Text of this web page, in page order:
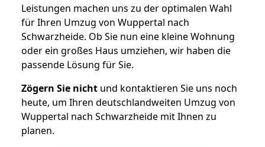
Leistungen machen uns zu der optimalen Wahl
für Ihren Umzug von Wuppertal nach
Schwarzheide. Ob Sie nun eine kleine Wohnung
oder ein großes Haus umziehen, wir haben die
passende Lösung für Sie.
Zögern Sie nicht und kontaktieren Sie uns noch
heute, um Ihren deutschlandweiten Umzug von
Wuppertal nach Schwarzheide mit Ihnen zu
planen.